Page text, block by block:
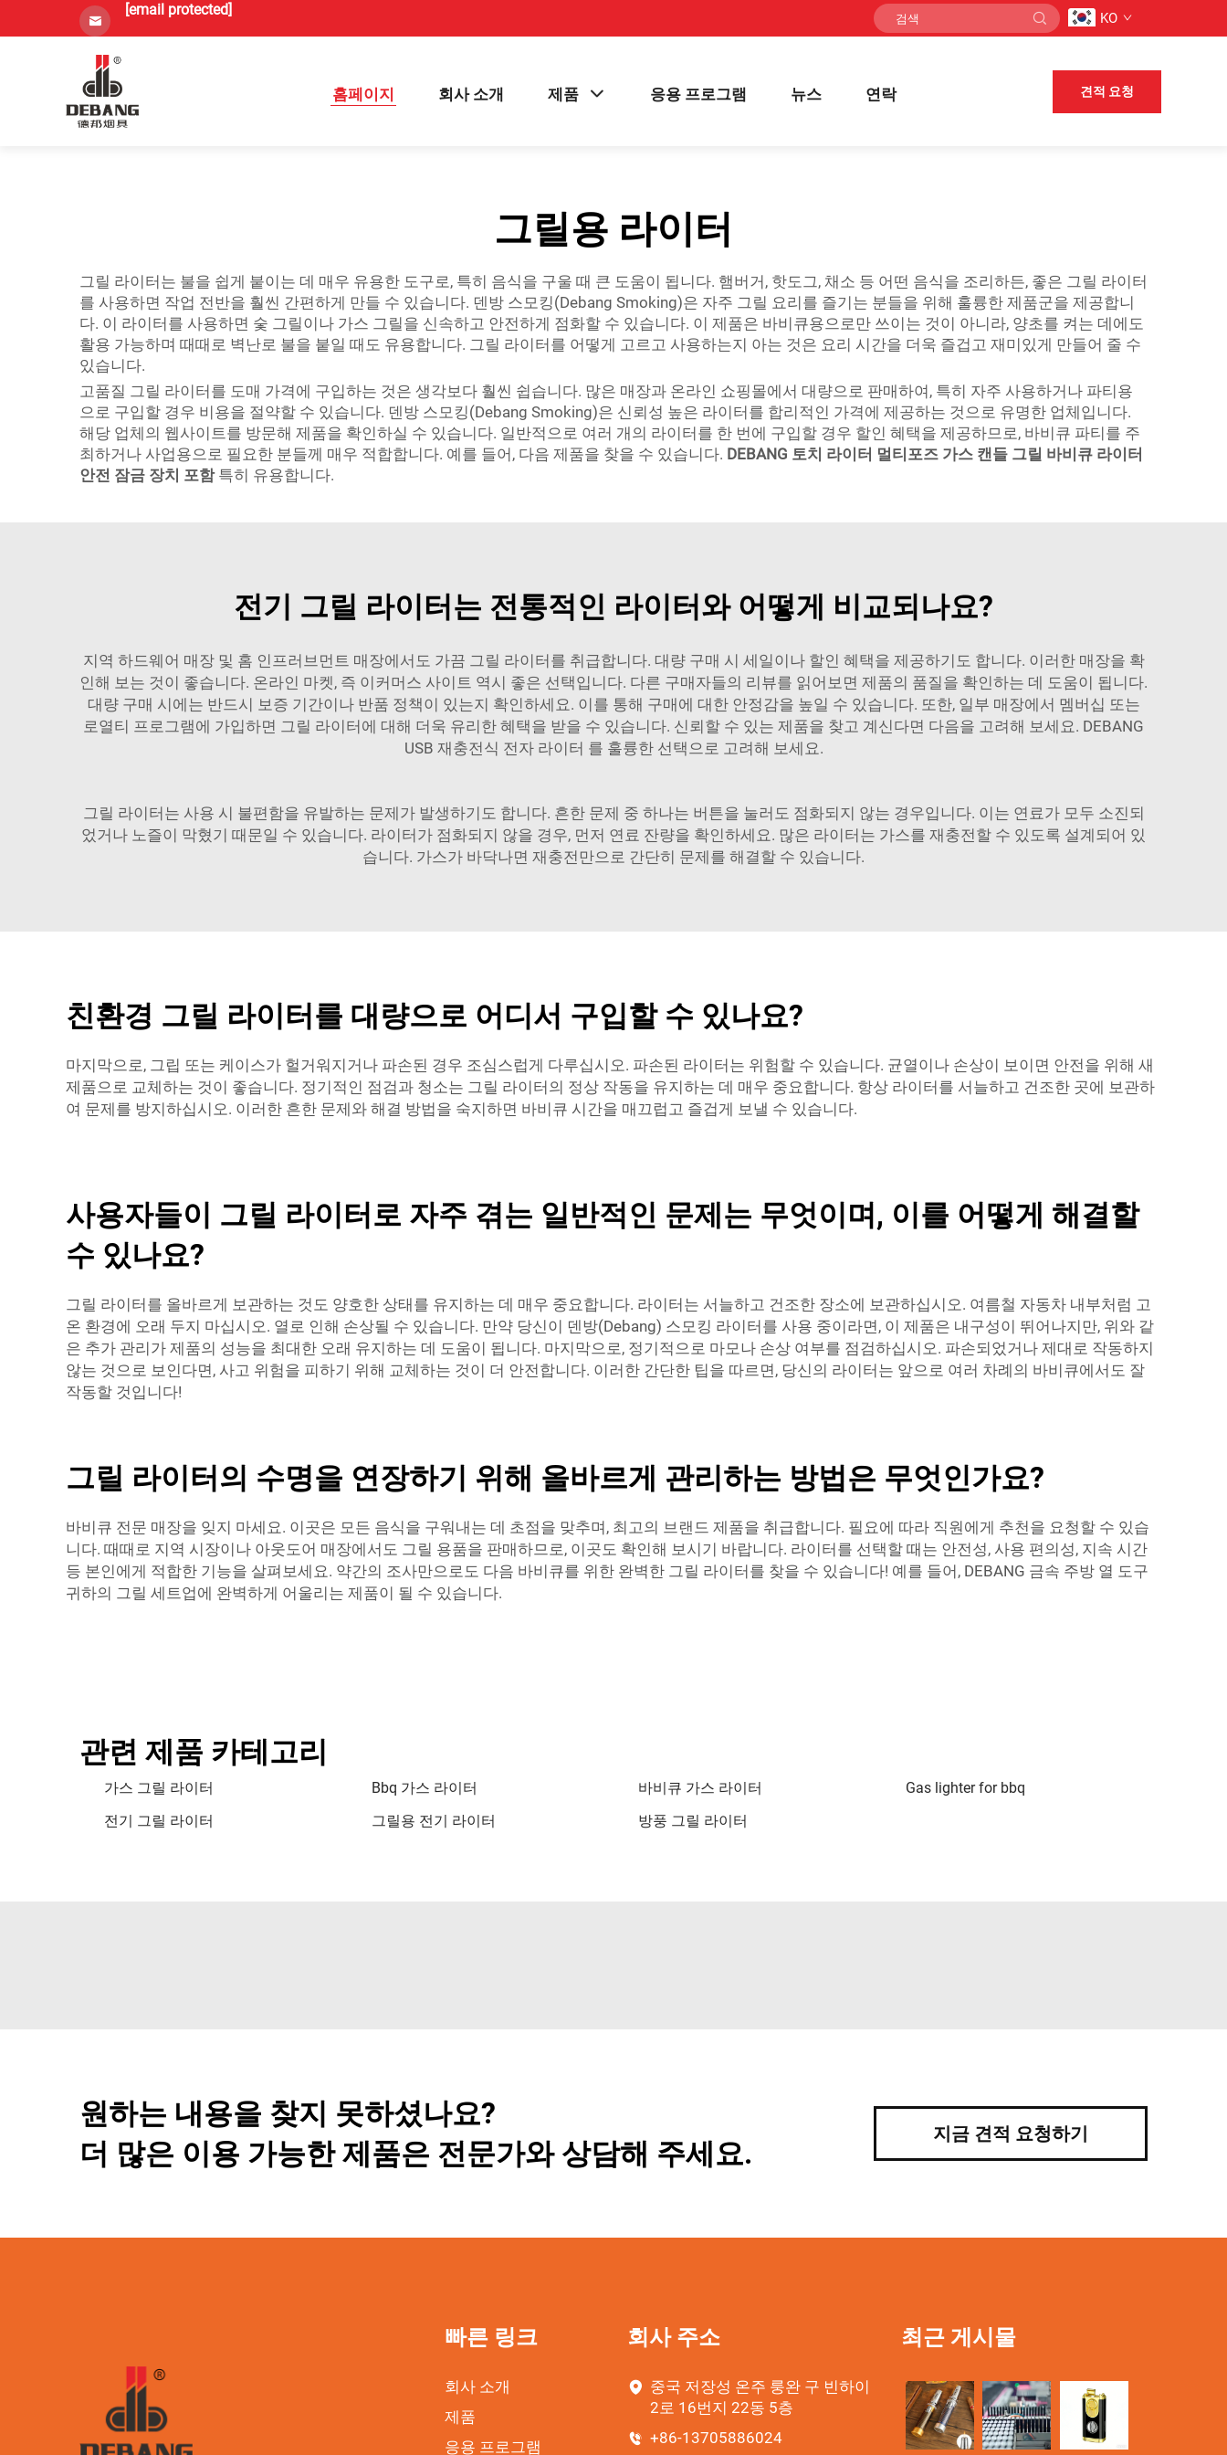
[email protected] KO
홈페이지 회사 소개 제품 응용 프로그램 뉴스 연락 견적 요청
그릴용 라이터
그릴 라이터는 불을 쉽게 붙이는 데 매우 유용한 도구로, 특히 음식을 구울 때 큰 도움이 됩니다. 햄버거, 핫도그, 채소 등 어떤 음식을 조리하든, 좋은 그릴 라이터
를 사용하면 작업 전반을 훨씬 간편하게 만들 수 있습니다. 덴방 스모킹(Debang Smoking)은 자주 그릴 요리를 즐기는 분들을 위해 훌륭한 제품군을 제공합니
다. 이 라이터를 사용하면 숯 그릴이나 가스 그릴을 신속하고 안전하게 점화할 수 있습니다. 이 제품은 바비큐용으로만 쓰이는 것이 아니라, 양초를 켜는 데에도
활용 가능하며 때때로 벽난로 불을 붙일 때도 유용합니다. 그릴 라이터를 어떻게 고르고 사용하는지 아는 것은 요리 시간을 더욱 즐겁고 재미있게 만들어 줄 수
있습니다.
고품질 그릴 라이터를 도매 가격에 구입하는 것은 생각보다 훨씬 쉽습니다. 많은 매장과 온라인 쇼핑몰에서 대량으로 판매하여, 특히 자주 사용하거나 파티용
으로 구입할 경우 비용을 절약할 수 있습니다. 덴방 스모킹(Debang Smoking)은 신뢰성 높은 라이터를 합리적인 가격에 제공하는 것으로 유명한 업체입니다.
해당 업체의 웹사이트를 방문해 제품을 확인하실 수 있습니다. 일반적으로 여러 개의 라이터를 한 번에 구입할 경우 할인 혜택을 제공하므로, 바비큐 파티를 주
최하거나 사업용으로 필요한 분들께 매우 적합합니다. 예를 들어, 다음 제품을 찾을 수 있습니다. DEBANG 토치 라이터 멀티포즈 가스 캔들 그릴 바비큐 라이터
안전 잠금 장치 포함 특히 유용합니다.
전기 그릴 라이터는 전통적인 라이터와 어떻게 비교되나요?
지역 하드웨어 매장 및 홈 인프러브먼트 매장에서도 가끔 그릴 라이터를 취급합니다. 대량 구매 시 세일이나 할인 혜택을 제공하기도 합니다. 이러한 매장을 확
인해 보는 것이 좋습니다. 온라인 마켓, 즉 이커머스 사이트 역시 좋은 선택입니다. 다른 구매자들의 리뷰를 읽어보면 제품의 품질을 확인하는 데 도움이 됩니다.
대량 구매 시에는 반드시 보증 기간이나 반품 정책이 있는지 확인하세요. 이를 통해 구매에 대한 안정감을 높일 수 있습니다. 또한, 일부 매장에서 멤버십 또는
로열티 프로그램에 가입하면 그릴 라이터에 대해 더욱 유리한 혜택을 받을 수 있습니다. 신뢰할 수 있는 제품을 찾고 계신다면 다음을 고려해 보세요. DEBANG
USB 재충전식 전자 라이터 를 훌륭한 선택으로 고려해 보세요.
그릴 라이터는 사용 시 불편함을 유발하는 문제가 발생하기도 합니다. 흔한 문제 중 하나는 버튼을 눌러도 점화되지 않는 경우입니다. 이는 연료가 모두 소진되
었거나 노즐이 막혔기 때문일 수 있습니다. 라이터가 점화되지 않을 경우, 먼저 연료 잔량을 확인하세요. 많은 라이터는 가스를 재충전할 수 있도록 설계되어 있
습니다. 가스가 바닥나면 재충전만으로 간단히 문제를 해결할 수 있습니다.
친환경 그릴 라이터를 대량으로 어디서 구입할 수 있나요?
마지막으로, 그립 또는 케이스가 헐거워지거나 파손된 경우 조심스럽게 다루십시오. 파손된 라이터는 위험할 수 있습니다. 균열이나 손상이 보이면 안전을 위해 새
제품으로 교체하는 것이 좋습니다. 정기적인 점검과 청소는 그릴 라이터의 정상 작동을 유지하는 데 매우 중요합니다. 항상 라이터를 서늘하고 건조한 곳에 보관하
여 문제를 방지하십시오. 이러한 흔한 문제와 해결 방법을 숙지하면 바비큐 시간을 매끄럽고 즐겁게 보낼 수 있습니다.
사용자들이 그릴 라이터로 자주 겪는 일반적인 문제는 무엇이며, 이를 어떻게 해결할
수 있나요?
그릴 라이터를 올바르게 보관하는 것도 양호한 상태를 유지하는 데 매우 중요합니다. 라이터는 서늘하고 건조한 장소에 보관하십시오. 여름철 자동차 내부처럼 고
온 환경에 오래 두지 마십시오. 열로 인해 손상될 수 있습니다. 만약 당신이 덴방(Debang) 스모킹 라이터를 사용 중이라면, 이 제품은 내구성이 뛰어나지만, 위와 같
은 추가 관리가 제품의 성능을 최대한 오래 유지하는 데 도움이 됩니다. 마지막으로, 정기적으로 마모나 손상 여부를 점검하십시오. 파손되었거나 제대로 작동하지
않는 것으로 보인다면, 사고 위험을 피하기 위해 교체하는 것이 더 안전합니다. 이러한 간단한 팁을 따르면, 당신의 라이터는 앞으로 여러 차례의 바비큐에서도 잘
작동할 것입니다!
그릴 라이터의 수명을 연장하기 위해 올바르게 관리하는 방법은 무엇인가요?
바비큐 전문 매장을 잊지 마세요. 이곳은 모든 음식을 구워내는 데 초점을 맞추며, 최고의 브랜드 제품을 취급합니다. 필요에 따라 직원에게 추천을 요청할 수 있습
니다. 때때로 지역 시장이나 아웃도어 매장에서도 그릴 용품을 판매하므로, 이곳도 확인해 보시기 바랍니다. 라이터를 선택할 때는 안전성, 사용 편의성, 지속 시간
등 본인에게 적합한 기능을 살펴보세요. 약간의 조사만으로도 다음 바비큐를 위한 완벽한 그릴 라이터를 찾을 수 있습니다! 예를 들어, DEBANG 금속 주방 열 도구
귀하의 그릴 세트업에 완벽하게 어울리는 제품이 될 수 있습니다.
관련 제품 카테고리
가스 그릴 라이터 Bbq 가스 라이터 바비큐 가스 라이터
Gas lighter for bbq
전기 그릴 라이터
그릴용 전기 라이터 방풍 그릴 라이터
원하는 내용을 찾지 못하셨나요?
더 많은 이용 가능한 제품은 전문가와 상담해 주세요.
지금 견적 요청하기
빠른 링크
회사 소개
제품
응용 프로그램
회사 주소
중국 저장성 온주 룽완 구 빈하이
2로 16번지 22동 5층
+86-13705886024
최근 게시물